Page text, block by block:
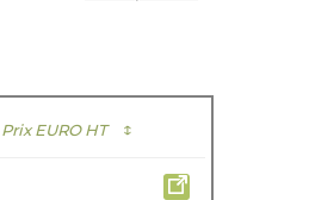
Prix EURO HT ↕